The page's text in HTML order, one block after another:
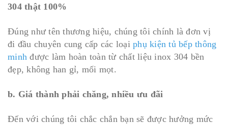
304 thật 100%
Đúng như tên thương hiệu, chúng tôi chính là đơn vị
đi đầu chuyên cung cấp các loại phụ kiện tủ bếp thông
minh được làm hoàn toàn từ chất liệu inox 304 bền
đẹp, không han gỉ, mối mọt.
b. Giá thành phải chăng, nhiều ưu đãi
Đến với chúng tôi chắc chắn bạn sẽ được hưởng mức